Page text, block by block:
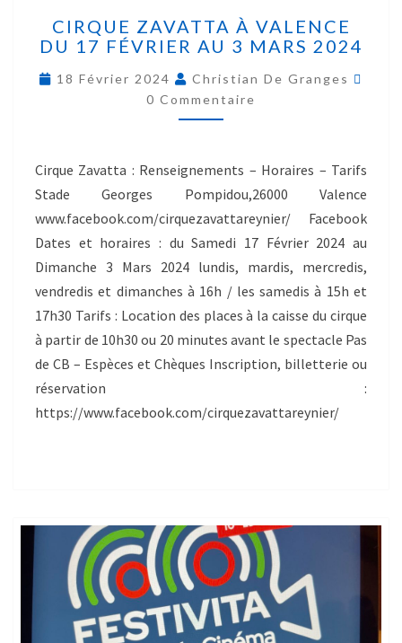
CIRQUE ZAVATTA À VALENCE
DU 17 FÉVRIER AU 3 MARS 2024
18 Février 2024
Christian De Granges
0 Commentaire
Cirque Zavatta : Renseignements – Horaires – Tarifs
Stade Georges Pompidou,26000 Valence
www.facebook.com/cirquezavattareynier/ Facebook
Dates et horaires : du Samedi 17 Février 2024 au
Dimanche 3 Mars 2024 lundis, mardis, mercredis,
vendredis et dimanches à 16h / les samedis à 15h et
17h30 Tarifs : Location des places à la caisse du cirque
à partir de 10h30 ou 20 minutes avant le spectacle Pas
de CB – Espèces et Chèques Inscription, billetterie ou
réservation :
https://www.facebook.com/cirquezavattareynier/